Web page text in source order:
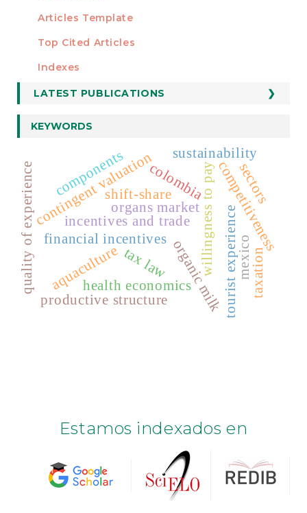
Articles Template
STATISTICS
Top Cited Articles
Indexes
LATEST PUBLICATIONS
KEYWORDS
organic milk
incentives and trade willingness to pay
contingent valuation
health economics
organs market
financial incentives
competitiveness
colombia
quality of experience tourist experience
components
aquaculture
sustainability
productive structure
sectors
shift-share
mexico
tax law taxation
Estamos indexados en